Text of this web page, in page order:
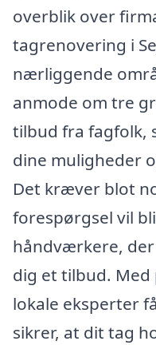
overblik over
tagrenovering i
nærliggende
anmode om tre
tilbud fra fagfolk,
dine muligheder
Det kræver blot
forespørgsel vil
håndværkere,
dig et tilbud.
lokale eksperter
sikrer, at dit tag